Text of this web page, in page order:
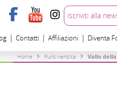
iscriviti alla
Contatti Affiliazioni Diventa
Home Punti vendita Vallo